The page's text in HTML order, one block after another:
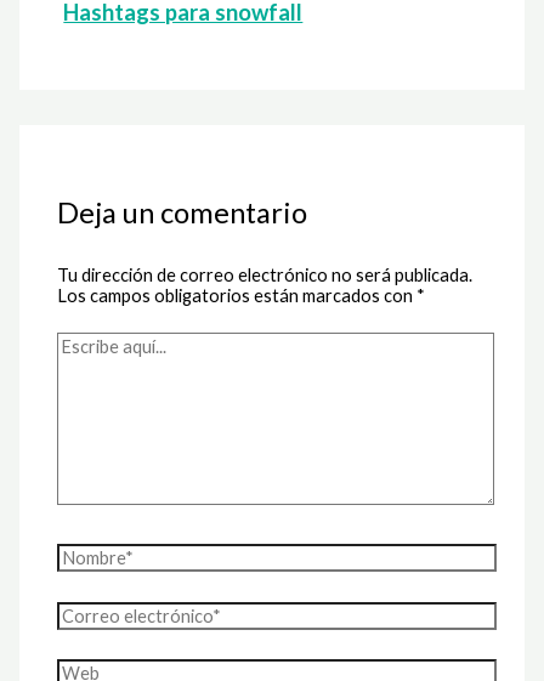
Hashtags para snowfall
Deja un comentario
Tu dirección de correo electrónico no será publicada.
Los campos obligatorios están marcados con *
Escribe
Nombre*
Correo
electrónico*
Web